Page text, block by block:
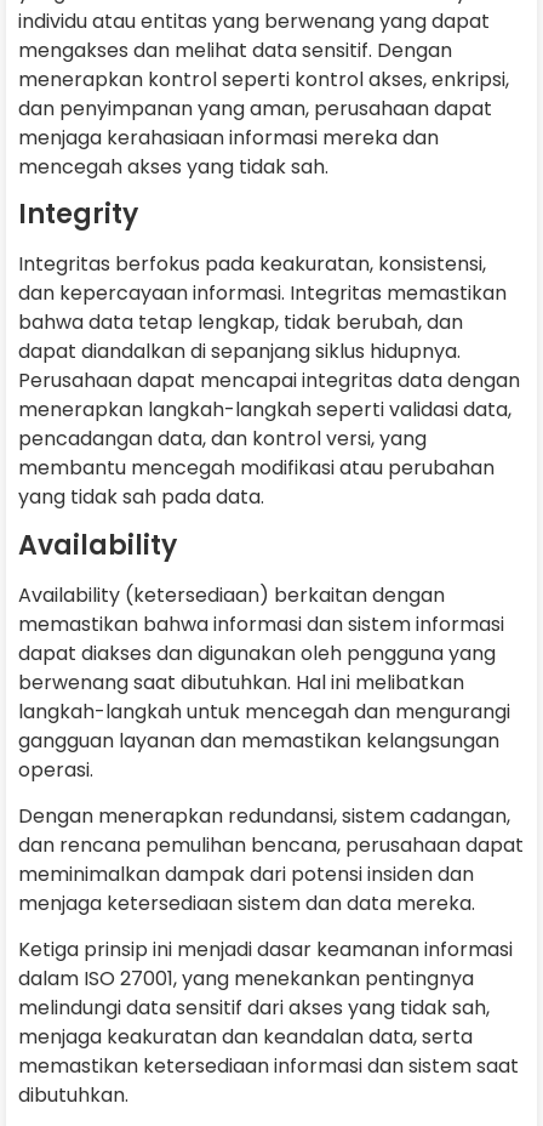
individu atau entitas yang berwenang yang dapat
mengakses dan melihat data sensitif. Dengan
menerapkan kontrol seperti kontrol akses, enkripsi,
dan penyimpanan yang aman, perusahaan dapat
menjaga kerahasiaan informasi mereka dan
mencegah akses yang tidak sah.
Integrity
Integritas berfokus pada keakuratan, konsistensi,
dan kepercayaan informasi. Integritas memastikan
bahwa data tetap lengkap, tidak berubah, dan
dapat diandalkan di sepanjang siklus hidupnya.
Perusahaan dapat mencapai integritas data dengan
menerapkan langkah-langkah seperti validasi data,
pencadangan data, dan kontrol versi, yang
membantu mencegah modifikasi atau perubahan
yang tidak sah pada data.
Availability
Availability (ketersediaan) berkaitan dengan
memastikan bahwa informasi dan sistem informasi
dapat diakses dan digunakan oleh pengguna yang
berwenang saat dibutuhkan. Hal ini melibatkan
langkah-langkah untuk mencegah dan mengurangi
gangguan layanan dan memastikan kelangsungan
operasi.
Dengan menerapkan redundansi, sistem cadangan,
dan rencana pemulihan bencana, perusahaan dapat
meminimalkan dampak dari potensi insiden dan
menjaga ketersediaan sistem dan data mereka.
Ketiga prinsip ini menjadi dasar keamanan informasi
dalam ISO 27001, yang menekankan pentingnya
melindungi data sensitif dari akses yang tidak sah,
menjaga keakuratan dan keandalan data, serta
memastikan ketersediaan informasi dan sistem saat
dibutuhkan.